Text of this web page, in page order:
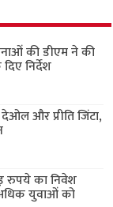
की डीएम ने की
निर्देश
और प्रीति जिंटा,
रुपये का निवेश
युवाओं को